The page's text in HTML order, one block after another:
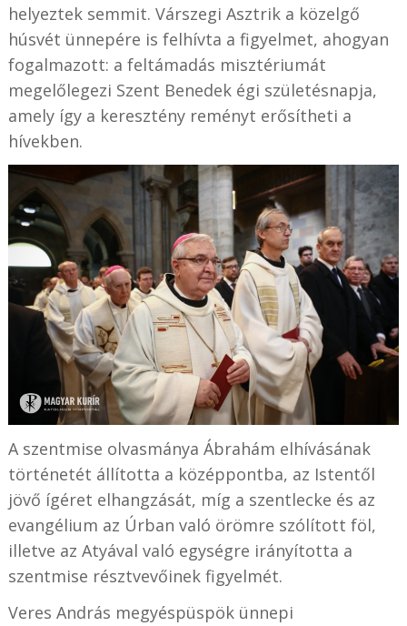
helyeztek semmit. Várszegi Asztrik a közelgő
húsvét ünnepére is felhívta a figyelmet, ahogyan
fogalmazott: a feltámadás misztériumát
megelőlegezi Szent Benedek égi születésnapja,
amely így a keresztény reményt erősítheti a
hívekben.
A szentmise olvasmánya Ábrahám elhívásának
történetét állította a középpontba, az Istentől
jövő ígéret elhangzását, míg a szentlecke és az
evangélium az Úrban való örömre szólított föl,
illetve az Atyával való egységre irányította a
szentmise résztvevőinek figyelmét.
Veres András megyéspüspök ünnepi